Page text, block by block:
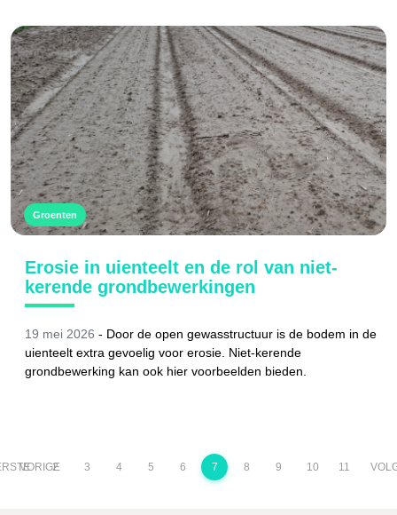
Groenten
Erosie in uienteelt en de rol van niet-
kerende grondbewerkingen
19 mei 2026 - Door de open gewasstructuur is de bodem in de
uienteelt extra gevoelig voor erosie. Niet-kerende
grondbewerking kan ook hier voorbeelden bieden.
VORIGE
2 3 4 5 6 7 8 9 10 11